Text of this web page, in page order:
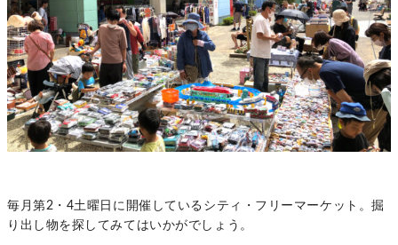
毎月第2・4土曜日に開催しているシティ・フリーマーケット。掘
り出し物を探してみてはいかがでしょう。